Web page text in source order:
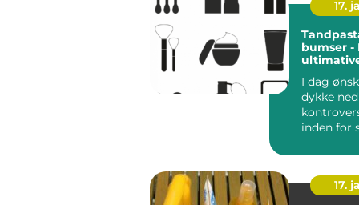
17.
bumser -
I dag
dykke
inden for
tand...
17.